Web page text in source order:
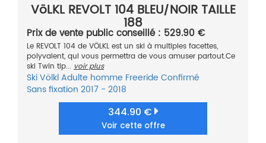
VöLKL REVOLT 104 BLEU/NOIR TAILLE
188
Prix de vente public conseillé : 529.90 €
Le REVOLT 104 de VÖLKL est un ski à multiples facettes,
polyvalent, qui vous permettra de vous amuser partout.Ce
ski Twin tip... voir plus
SkiVölklAdulte homme Freeride Confirmé
Sans fixation 2017 - 2018
344.90 €
Voir cette offre